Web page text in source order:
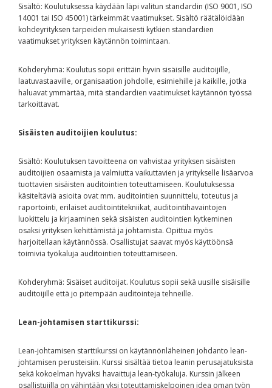
Sisältö: Koulutuksessa käydään läpi valitun standardin (ISO 9001, ISO
14001 tai ISO 45001) tärkeimmät vaatimukset. Sisältö räätälöidään
kohdeyrityksen tarpeiden mukaisesti kytkien standardien
vaatimukset yrityksen käytännön toimintaan.
Kohderyhmä: Koulutus sopii erittäin hyvin sisäisille auditoijille,
laatuvastaaville, organisaation johdolle, esimiehille ja kaikille, jotka
haluavat ymmärtää, mitä standardien vaatimukset käytännön työssä
tarkoittavat.
Sisäisten auditoijien koulutus:
Sisältö: Koulutuksen tavoitteena on vahvistaa yrityksen sisäisten
auditoijien osaamista ja valmiutta vaikuttavien ja yritykselle lisäarvoa
tuottavien sisäisten auditointien toteuttamiseen. Koulutuksessa
käsiteltäviä asioita ovat mm. auditointien suunnittelu, toteutus ja
raportointi, erilaiset auditointitekniikat, auditointihavaintojen
luokittelu ja kirjaaminen sekä sisäisten auditointien kytkeminen
osaksi yrityksen kehittämistä ja johtamista. Opittua myös
harjoitellaan käytännössä. Osallistujat saavat myös käyttöönsä
toimivia työkaluja auditointien toteuttamiseen.
Kohderyhmä: Sisäiset auditoijat. Koulutus sopii sekä uusille sisäisille
auditoijille että jo pitempään auditointeja tehneille.
Lean-johtamisen starttikurssi:
Lean-johtamisen starttikurssi on käytännönläheinen johdanto lean-
johtamisen perusteisiin. Kurssi sisältää tietoa leanin perusajatuksista
sekä kokoelman hyväksi havaittuja lean-työkaluja. Kurssin jälkeen
osallistujilla on vähintään yksi toteuttamiskelpoinen idea oman työn